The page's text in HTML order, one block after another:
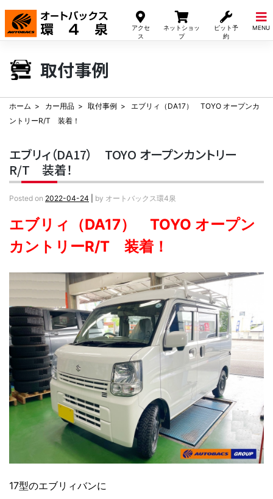
アクセ
ス
ネットショッ
プ
ピット予
約
MENU
Skip
content
取付事例
ホーム カー用品 取付事例
エブリィ（DA17） TOYO オープンカ
ントリーR/T 装着！
エブリィ（DA17） TOYO オープンカントリー
R/T 装着！
Posted on 2022-04-24 by オートバックス環4泉
エブリィ（DA17） TOYO オープン
カントリーR/T 装着！
17型のエブリィバンに